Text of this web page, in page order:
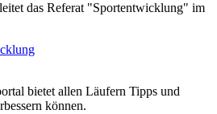
das Referat "Sportentwicklung" im
bietet allen Läufern Tipps und
können.